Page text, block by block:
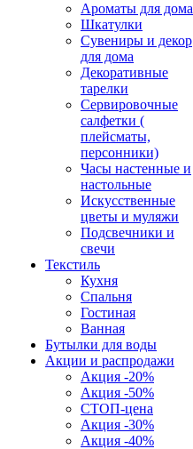
Ароматы для дома
Шкатулки
Сувениры и декор
для дома
Декоративные
тарелки
Сервировочные
салфетки (
плейсматы,
персонники)
Часы настенные и
настольные
Искусственные
цветы и муляжи
Подсвечники и
свечи
Текстиль
Кухня
Спальня
Гостиная
Ванная
Бутылки для воды
Акции и распродажи
Акция -20%
Акция -50%
СТОП-цена
Акция -30%
Акция -40%